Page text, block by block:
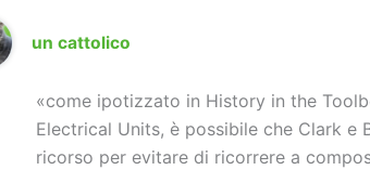
un cattolico
«come ipotizzato in History in the
Electrical Units, è possibile che Clark e
ricorso per evitare di ricorrere a